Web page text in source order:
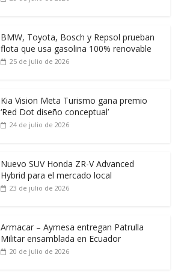
BMW, Toyota, Bosch y Repsol prueban
flota que usa gasolina 100% renovable
25 de julio de 2026
Kia Vision Meta Turismo gana premio
‘Red Dot diseño conceptual’
24 de julio de 2026
Nuevo SUV Honda ZR-V Advanced
Hybrid para el mercado local
23 de julio de 2026
Armacar – Aymesa entregan Patrulla
Militar ensamblada en Ecuador
20 de julio de 2026